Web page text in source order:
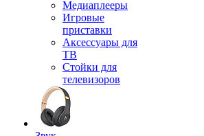
Медиаплееры
Игровые
приставки
Аксессуары для
ТВ
Стойки для
телевизоров